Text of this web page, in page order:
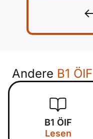
Andere B1
B1 ÖIF
Lesen